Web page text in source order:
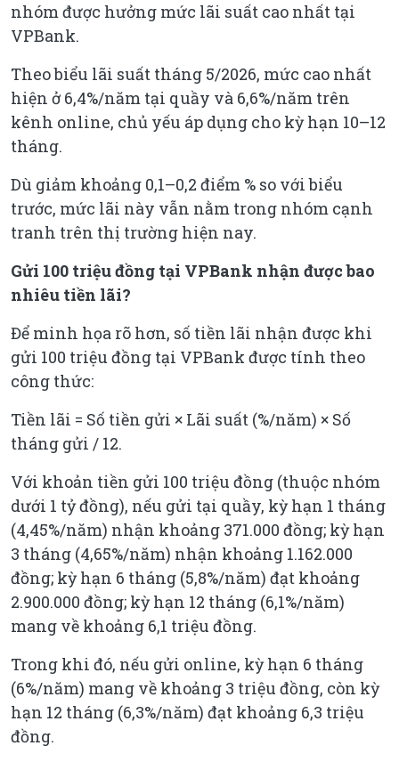
nhóm được hưởng mức lãi suất cao nhất tại
VPBank.
Theo biểu lãi suất tháng 5/2026, mức cao nhất
hiện ở 6,4%/năm tại quầy và 6,6%/năm trên
kênh online, chủ yếu áp dụng cho kỳ hạn 10–12
tháng.
Dù giảm khoảng 0,1–0,2 điểm % so với biểu
trước, mức lãi này vẫn nằm trong nhóm cạnh
tranh trên thị trường hiện nay.
Gửi 100 triệu đồng tại VPBank nhận được bao
nhiêu tiền lãi?
Để minh họa rõ hơn, số tiền lãi nhận được khi
gửi 100 triệu đồng tại VPBank được tính theo
công thức:
Tiền lãi = Số tiền gửi × Lãi suất (%/năm) × Số
tháng gửi / 12.
Với khoản tiền gửi 100 triệu đồng (thuộc nhóm
dưới 1 tỷ đồng), nếu gửi tại quầy, kỳ hạn 1 tháng
(4,45%/năm) nhận khoảng 371.000 đồng; kỳ hạn
3 tháng (4,65%/năm) nhận khoảng 1.162.000
đồng; kỳ hạn 6 tháng (5,8%/năm) đạt khoảng
2.900.000 đồng; kỳ hạn 12 tháng (6,1%/năm)
mang về khoảng 6,1 triệu đồng.
Trong khi đó, nếu gửi online, kỳ hạn 6 tháng
(6%/năm) mang về khoảng 3 triệu đồng, còn kỳ
hạn 12 tháng (6,3%/năm) đạt khoảng 6,3 triệu
đồng.